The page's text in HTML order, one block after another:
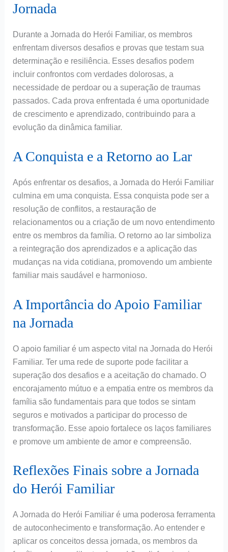
Jornada
Durante a Jornada do Herói Familiar, os membros
enfrentam diversos desafios e provas que testam sua
determinação e resiliência. Esses desafios podem
incluir confrontos com verdades dolorosas, a
necessidade de perdoar ou a superação de traumas
passados. Cada prova enfrentada é uma oportunidade
de crescimento e aprendizado, contribuindo para a
evolução da dinâmica familiar.
A Conquista e a Retorno ao Lar
Após enfrentar os desafios, a Jornada do Herói Familiar
culmina em uma conquista. Essa conquista pode ser a
resolução de conflitos, a restauração de
relacionamentos ou a criação de um novo entendimento
entre os membros da família. O retorno ao lar simboliza
a reintegração dos aprendizados e a aplicação das
mudanças na vida cotidiana, promovendo um ambiente
familiar mais saudável e harmonioso.
A Importância do Apoio Familiar
na Jornada
O apoio familiar é um aspecto vital na Jornada do Herói
Familiar. Ter uma rede de suporte pode facilitar a
superação dos desafios e a aceitação do chamado. O
encorajamento mútuo e a empatia entre os membros da
família são fundamentais para que todos se sintam
seguros e motivados a participar do processo de
transformação. Esse apoio fortalece os laços familiares
e promove um ambiente de amor e compreensão.
Reflexões Finais sobre a Jornada
do Herói Familiar
A Jornada do Herói Familiar é uma poderosa ferramenta
de autoconhecimento e transformação. Ao entender e
aplicar os conceitos dessa jornada, os membros da